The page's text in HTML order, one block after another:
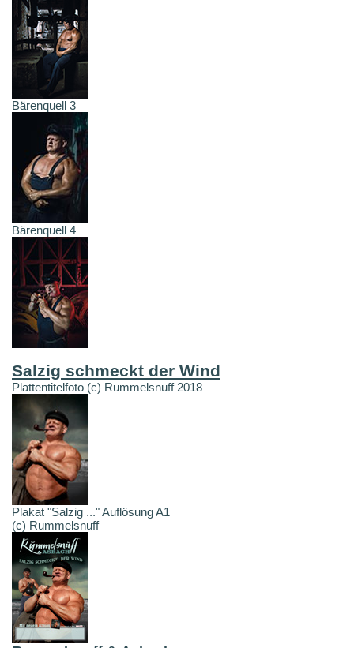
Bärenquell 3
Bärenquell 4
Salzig schmeckt der Wind
Plattentitelfoto (c) Rummelsnuff 2018
Plakat "Salzig ..." Auflösung A1
(c) Rummelsnuff